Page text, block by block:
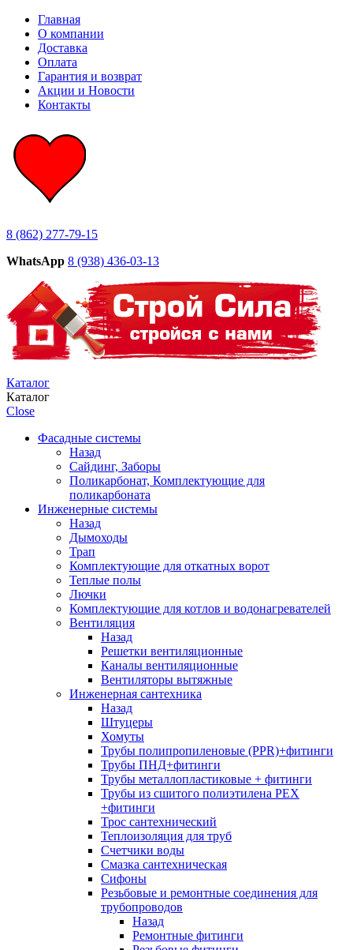
Главная
О компании
Доставка
Оплата
Гарантия и возврат
Акции и Новости
Контакты
8 (862) 277-79-15
WhatsApp 8 (938) 436-03-13
Каталог
Каталог
Close
Фасадные системы
Назад
Сайдинг, Заборы
Поликарбонат, Комплектующие для
поликарбоната
Инженерные системы
Назад
Дымоходы
Трап
Комплектующие для откатных ворот
Теплые полы
Лючки
Комплектующие для котлов и водонагревателей
Вентиляция
Назад
Решетки вентиляционные
Каналы вентиляционные
Вентиляторы вытяжные
Инженерная сантехника
Назад
Штуцеры
Хомуты
Трубы полипропиленовые (PPR)+фитинги
Трубы ПНД+фитинги
Трубы металлопластиковые + фитинги
Трубы из сшитого полиэтилена PEX
+фитинги
Трос сантехнический
Теплоизоляция для труб
Счетчики воды
Смазка сантехническая
Сифоны
Резьбовые и ремонтные соединения для
трубопроводов
Назад
Ремонтные фитинги